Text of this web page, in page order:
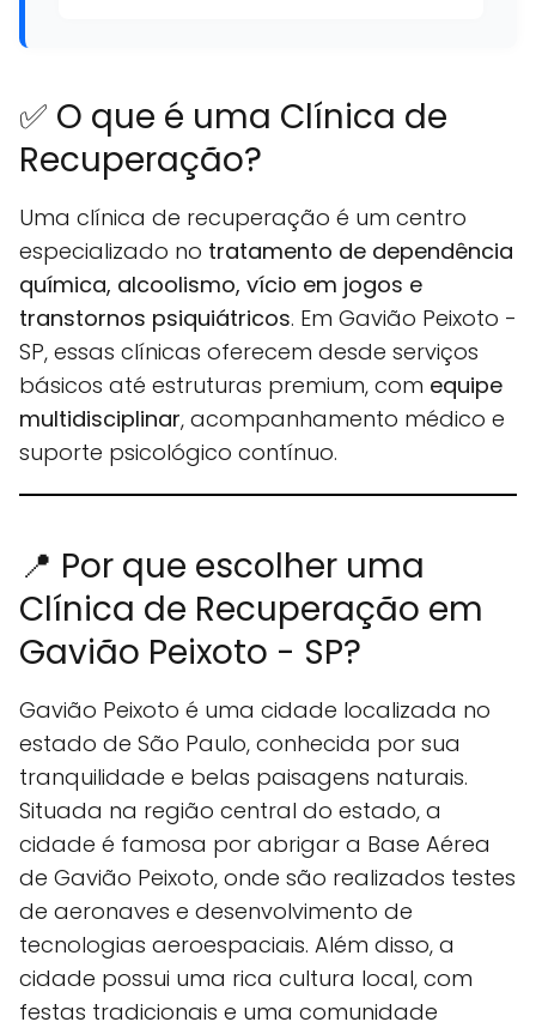
✅ O que é uma Clínica de
Recuperação?
Uma clínica de recuperação é um centro
especializado no tratamento de dependência
química, alcoolismo, vício em jogos e
transtornos psiquiátricos. Em Gavião Peixoto -
SP, essas clínicas oferecem desde serviços
básicos até estruturas premium, com equipe
multidisciplinar, acompanhamento médico e
suporte psicológico contínuo.
📍 Por que escolher uma
Clínica de Recuperação em
Gavião Peixoto - SP?
Gavião Peixoto é uma cidade localizada no
estado de São Paulo, conhecida por sua
tranquilidade e belas paisagens naturais.
Situada na região central do estado, a
cidade é famosa por abrigar a Base Aérea
de Gavião Peixoto, onde são realizados testes
de aeronaves e desenvolvimento de
tecnologias aeroespaciais. Além disso, a
cidade possui uma rica cultura local, com
festas tradicionais e uma comunidade